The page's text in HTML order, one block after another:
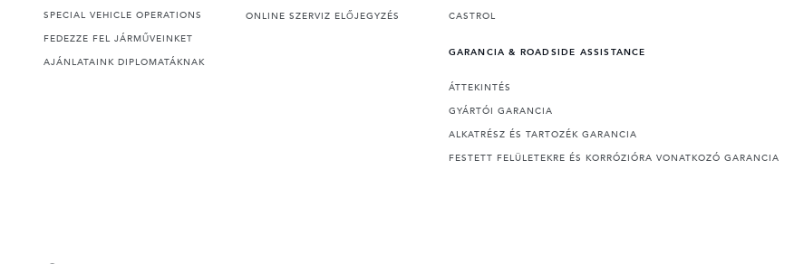
SPECIAL VEHICLE OPERATIONS
FEDEZZE FEL JÁRMŰVEINKET
AJÁNLATAINK DIPLOMATÁKNAK
ONLINE SZERVIZ ELŐJEGYZÉS CASTROL
GARANCIA & ROADSIDE ASSISTANCE
ÁTTEKINTÉS
GYÁRTÓI GARANCIA
ALKATRÉSZ ÉS TARTOZÉK GARANCIA
FESTETT FELÜLETEKRE ÉS KORRÓZIÓRA VONATKOZÓ GARANCIA